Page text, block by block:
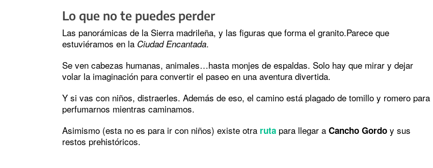
Lo que no te puedes perder
Las panorámicas de la Sierra madrileña, y las figuras que forma el granito.Parece que
estuviéramos en la Ciudad Encantada.
Se ven cabezas humanas, animales…hasta monjes de espaldas. Solo hay que mirar y dejar
volar la imaginación para convertir el paseo en una aventura divertida.
Y si vas con niños, distraerles. Además de eso, el camino está plagado de tomillo y romero para
perfumarnos mientras caminamos.
Asimismo (esta no es para ir con niños) existe otra ruta para llegar a Cancho Gordo y sus
restos prehistóricos.